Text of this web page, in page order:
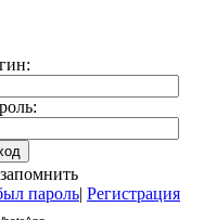
запомнить
пароль| Регистрация